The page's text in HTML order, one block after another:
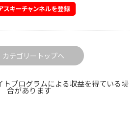
カテゴリートップへ
プログラムによる収益を得ている場
合があります